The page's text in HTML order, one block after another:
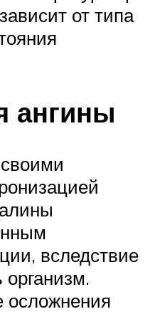
от типа
ангины
вследствие
организм.
осложнения